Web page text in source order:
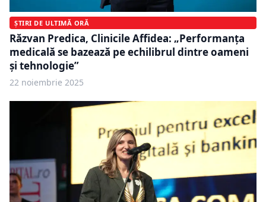
ȘTIRI DE ULTIMĂ ORĂ
Răzvan Predica, Clinicile Affidea: „Performanța
medicală se bazează pe echilibrul dintre oameni
și tehnologie”
22 noiembrie 2025